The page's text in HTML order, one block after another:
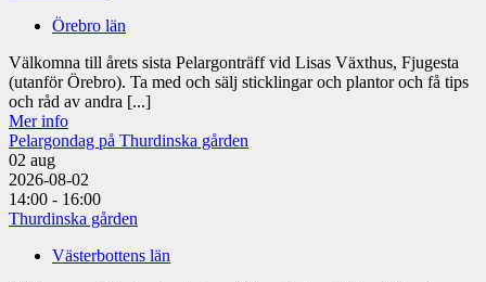
Örebro län
Välkomna till årets sista Pelargonträff vid Lisas Växthus, Fjugesta
(utanför Örebro). Ta med och sälj sticklingar och plantor och få tips
och råd av andra [...]
Mer info
Pelargondag på Thurdinska gården
02 aug
2026-08-02
14:00 - 16:00
Thurdinska gården
Västerbottens län